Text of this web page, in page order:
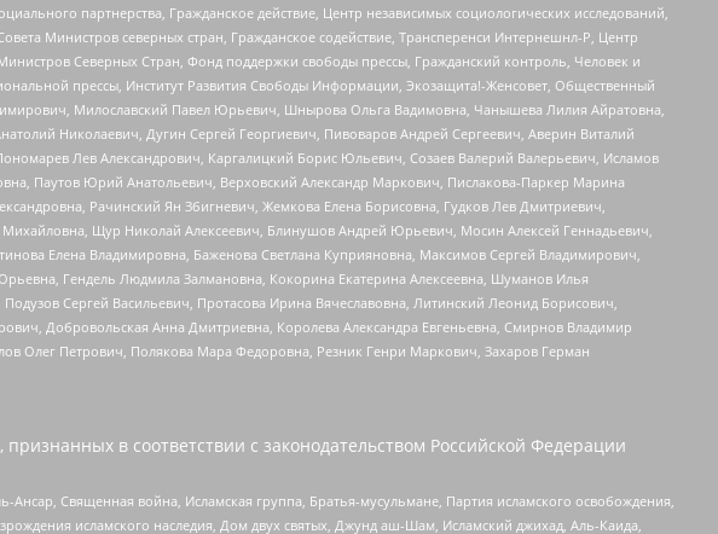
партнерства, Гражданское действие, Центр независимых социологических исследований,
Министров северных стран, Гражданское содействие, Трансперенси Интернешнл-Р, Центр
Северных Стран, Фонд поддержки свободы прессы, Гражданский контроль, Человек и
прессы, Институт Развития Свободы Информации, Экозащита!-Женсовет, Общественный
Милославский Павел Юрьевич, Шнырова Ольга Вадимовна, Чанышева Лилия Айратовна,
Николаевич, Дугин Сергей Георгиевич, Пивоваров Андрей Сергеевич, Аверин Виталий
Лев Александрович, Каргалицкий Борис Юльевич, Созаев Валерий Валерьевич, Исламов
Паутов Юрий Анатольевич, Верховский Александр Маркович, Пислакова-Паркер Марина
Рачинский Ян Збигневич, Жемкова Елена Борисовна, Гудков Лев Дмитриевич,
Щур Николай Алексеевич, Блинушов Андрей Юрьевич, Мосин Алексей Геннадьевич,
Елена Владимировна, Баженова Светлана Куприяновна, Максимов Сергей Владимирович,
Гендель Людмила Залмановна, Кокорина Екатерина Алексеевна, Шуманов Илья
Сергей Васильевич, Протасова Ирина Вячеславовна, Литинский Леонид Борисович,
Добровольская Анна Дмитриевна, Королева Александра Евгеньевна, Смирнов Владимир
Олег Петрович, Полякова Мара Федоровна, Резник Генри Маркович, Захаров Герман
в соответствии с законодательством Российской Федерации
Священная война, Исламская группа, Братья-мусульмане, Партия исламского освобождения,
исламского наследия, Дом двух святых, Джунд аш-Шам, Исламский джихад, Аль-Каида,